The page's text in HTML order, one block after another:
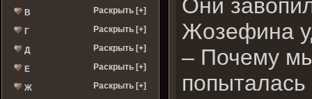
В Раскрыть [+]
Г Раскрыть [+]
Д Раскрыть [+]
Е Раскрыть [+]
Ж Раскрыть [+]
Они
Жозефина
– Почему
попыталась